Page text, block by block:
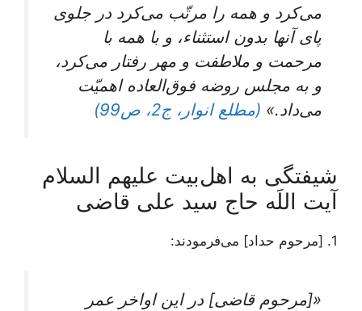
می‌کرد و همه را مرتّب می‌کرد در جلوی
پای آنها بدون استثناء، و با همه با
مرحمت و ملاطفت و مهر رفتار می‌کرد،
و به مجلس روضه فوق‌العاده اهمیّت
می‌داد.» (مطلع انوار، ج2، ص99)
شیفتگی به اهل‌بیت علیهم السلام
آیت ‌اللَه حاج سید علی قاضی
1. [مرحوم حداد] می‌فرمودند:
«[مرحوم قاضی] در این اواخر عمر